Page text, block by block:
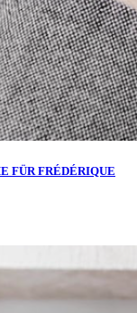
FÜR FRÉDÉRIQUE